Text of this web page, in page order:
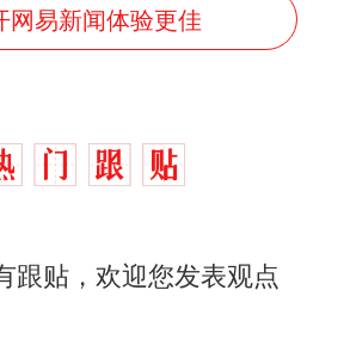
网易新闻体验更佳
跟贴，欢迎您发表观点